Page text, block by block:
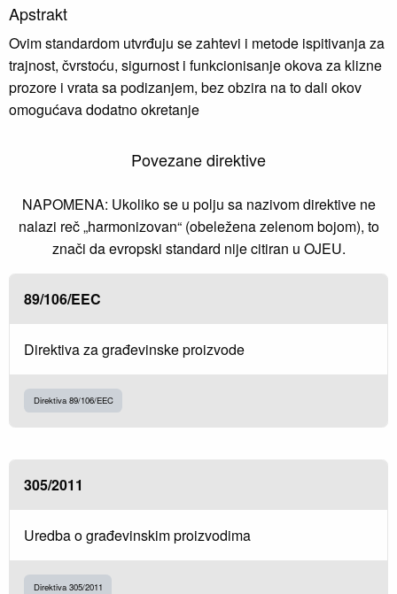
Apstrakt
Ovim standardom utvrđuju se zahtevi i metode ispitivanja za
trajnost, čvrstoću, sigurnost i funkcionisanje okova za klizne
prozore i vrata sa podizanjem, bez obzira na to dali okov
omogućava dodatno okretanje
Povezane direktive
NAPOMENA: Ukoliko se u polju sa nazivom direktive ne
nalazi reč „harmonizovan“ (obeležena zelenom bojom), to
znači da evropski standard nije citiran u OJEU.
89/106/EEC
Direktiva za građevinske proizvode
Direktiva 89/106/EEC
305/2011
Uredba o građevinskim proizvodima
Direktiva 305/2011